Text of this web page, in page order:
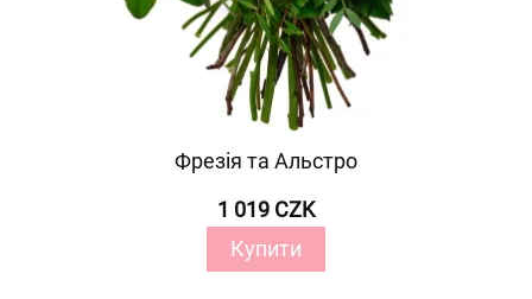
Фрезія та Альстро
1 019 CZK
Купити